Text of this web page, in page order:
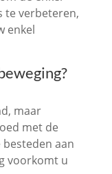
te verbeteren,
enkel
maar
met de
aan
voorkomt u